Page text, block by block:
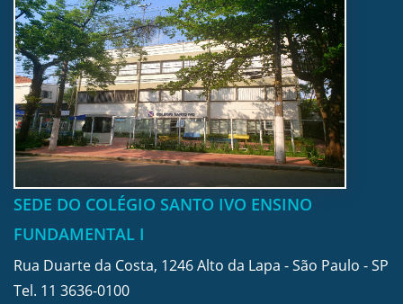
SEDE DO COLÉGIO SANTO IVO ENSINO
FUNDAMENTAL I
Rua Duarte da Costa, 1246 Alto da Lapa - São Paulo - SP
Tel. 11 3636-0100